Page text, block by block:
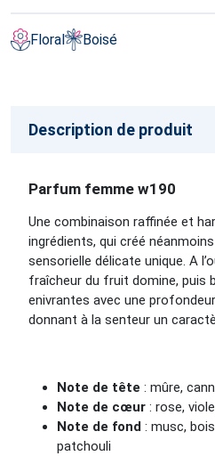
Floral Boisé
Description de produit
Parfum femme w190
Une combinaison raffinée et
ingrédients, qui créé
sensorielle délicate unique. A
fraîcheur du fruit domine, puis
enivrantes avec une
donnant à la senteur un
Note de tête : mûre,
Note de cœur : rose,
Note de fond : musc,
patchouli